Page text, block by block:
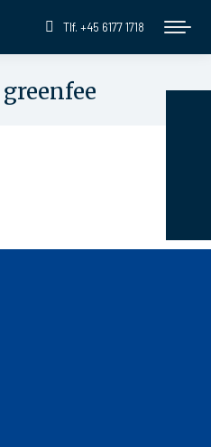
Tlf. +45 6177 1718